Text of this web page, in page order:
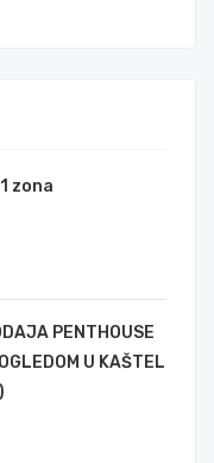
zona
PENTHOUSE
U KAŠTEL